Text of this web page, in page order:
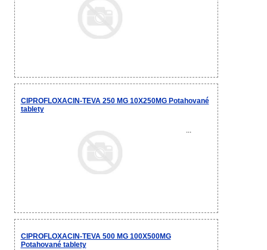
CIPROFLOXACIN-TEVA 250 MG 10X250MG Potahované
tablety
...
CIPROFLOXACIN-TEVA 500 MG 100X500MG
Potahované tablety